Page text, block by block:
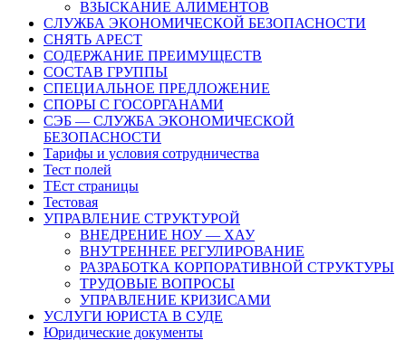
ВЗЫСКАНИЕ АЛИМЕНТОВ
СЛУЖБА ЭКОНОМИЧЕСКОЙ БЕЗОПАСНОСТИ
СНЯТЬ АРЕСТ
СОДЕРЖАНИЕ ПРЕИМУЩЕСТВ
СОСТАВ ГРУППЫ
СПЕЦИАЛЬНОЕ ПРЕДЛОЖЕНИЕ
СПОРЫ С ГОСОРГАНАМИ
СЭБ — СЛУЖБА ЭКОНОМИЧЕСКОЙ
БЕЗОПАСНОСТИ
Тарифы и условия сотрудничества
Тест полей
ТЕст страницы
Тестовая
УПРАВЛЕНИЕ СТРУКТУРОЙ
ВНЕДРЕНИЕ НОУ — ХАУ
ВНУТРЕННЕЕ РЕГУЛИРОВАНИЕ
РАЗРАБОТКА КОРПОРАТИВНОЙ СТРУКТУРЫ
ТРУДОВЫЕ ВОПРОСЫ
УПРАВЛЕНИЕ КРИЗИСАМИ
УСЛУГИ ЮРИСТА В СУДЕ
Юридические документы